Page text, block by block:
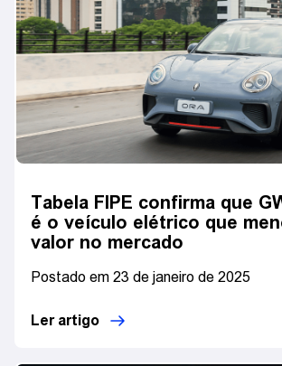
Tabela FIPE confirma que
é o veículo elétrico que
valor no mercado
Postado em 23 de janeiro de 2025
Ler artigo